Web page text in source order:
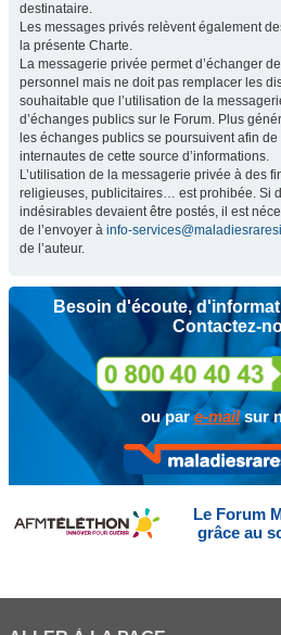
destinataire.
Les messages privés relèvent également
la présente Charte.
La messagerie privée permet d’échanger
personnel mais ne doit pas remplacer les
souhaitable que l’utilisation de la
d’échanges publics sur le Forum. Plus
les échanges publics se poursuivent afin
internautes de cette source d’informations.
L’utilisation de la messagerie privée à des
religieuses, publicitaires… est prohibée. Si
indésirables devaient être postés, il est
de l’envoyer à info-
de l’auteur.
Besoin d'écoute,
Contactez-
ou pare-mailsur
Le Forum
grâce au